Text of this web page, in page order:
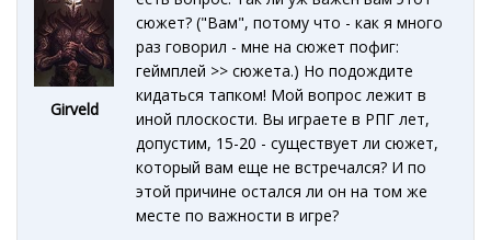
Girveld
сюжет? ("Вам", потому что - как я много
раз говорил - мне на сюжет пофиг:
геймплей >> сюжета.) Но подождите
кидаться тапком! Мой вопрос лежит в
иной плоскости. Вы играете в РПГ лет,
допустим, 15-20 - существует ли сюжет,
который вам еще не встречался? И по
этой причине остался ли он на том же
месте по важности в игре?